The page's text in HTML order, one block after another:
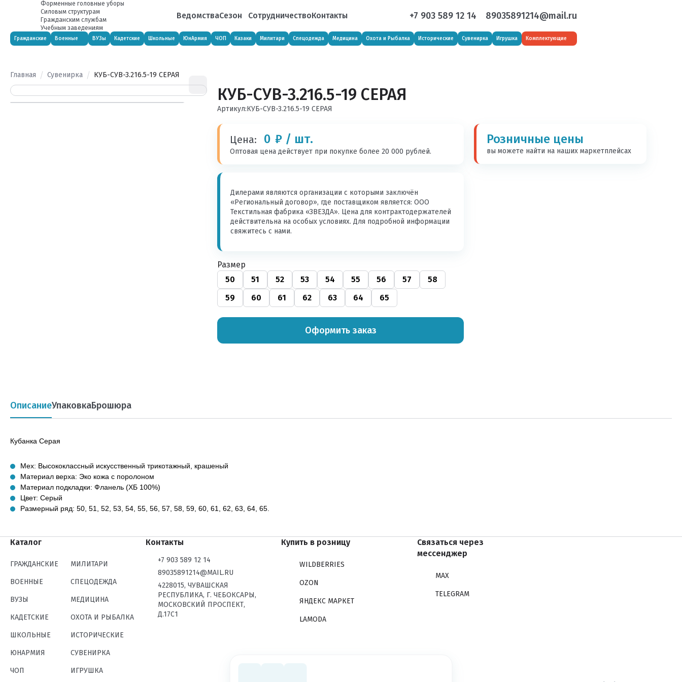
Форменные головные уборы
Силовым структурам
Гражданским службам
Учебным заведениям
ВедомстваСезон СотрудничествоКонтакты +7 903 589 12 14 89035891214@mail.ru
Гражданские Военные ВУЗы Кадетские Школьные ЮнАрмия ЧОП Казаки Милитари Спецодежда Медицина Охота и Рыбалка Исторические Сувенирка Игрушка Комплектующие
Главная Сувенирка КУБ-СУВ-3.216.5-19 СЕРАЯ
КУБ-СУВ-3.216.5-19 СЕРАЯ
Артикул:КУБ-СУВ-3.216.5-19 СЕРАЯ
Цена: 0 ₽ / шт.
Оптовая цена действует при покупке более 20 000 рублей.
Дилерами являются организации с которыми заключён
«Региональный договор», где поставщиком является: ООО
Текстильная фабрика «ЗВЕЗДА». Цена для контрактодержателей
действительна на особых условиях. Для подробной информации
свяжитесь с нами.
Размер
50
51 52 53 54 55 56 57
58
59
60 61 62 63 64 65
Оформить заказ
Розничные цены
вы можете найти на наших маркетплейсах
ОписаниеУпаковкаБрошюра
Кубанка Серая
Мех: Высококлассный искусственный трикотажный, крашеный
Материал верха: Эко кожа с поролоном
Материал подкладки: Фланель (ХБ 100%)
Цвет: Серый
Размерный ряд: 50, 51, 52, 53, 54, 55, 56, 57, 58, 59, 60, 61, 62, 63, 64, 65.
Каталог
ГРАЖДАНСКИЕ
ВОЕННЫЕ
ВУЗЫ
КАДЕТСКИЕ
ШКОЛЬНЫЕ
ЮНАРМИЯ
ЧОП
МИЛИТАРИ
СПЕЦОДЕЖДА
МЕДИЦИНА
ОХОТА И РЫБАЛКА
ИСТОРИЧЕСКИЕ
СУВЕНИРКА
ИГРУШКА
Контакты
+7 903 589 12 14
89035891214@MAIL.RU
4228015, ЧУВАШСКАЯ
РЕСПУБЛИКА, Г. ЧЕБОКСАРЫ,
МОСКОВСКИЙ ПРОСПЕКТ,
Д.17С1
Купить в розницу
WILDBERRIES
OZON
ЯНДЕКС МАРКЕТ
LAMODA
Связаться через
мессенджер
MAX
TELEGRAM